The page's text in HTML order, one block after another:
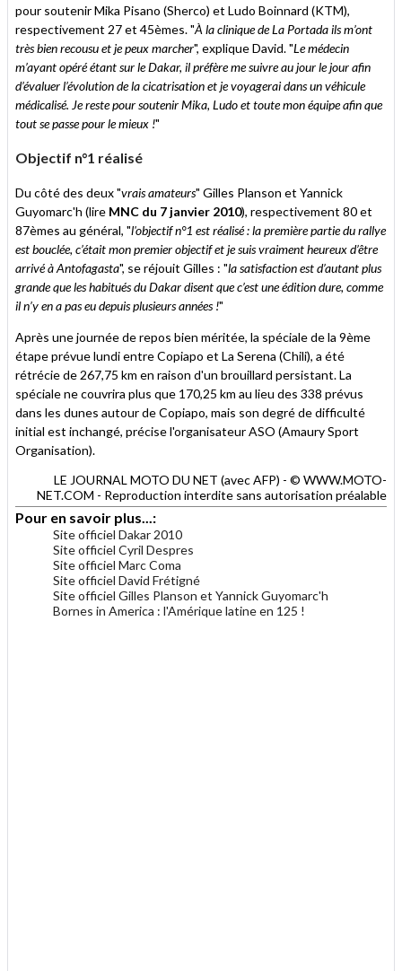
pour soutenir Mika Pisano (Sherco) et Ludo Boinnard (KTM),
respectivement 27 et 45èmes. "À la clinique de La Portada ils m’ont
très bien recousu et je peux marcher", explique David. "Le médecin
m’ayant opéré étant sur le Dakar, il préfère me suivre au jour le jour afin
d’évaluer l’évolution de la cicatrisation et je voyagerai dans un véhicule
médicalisé. Je reste pour soutenir Mika, Ludo et toute mon équipe afin que
tout se passe pour le mieux !"
Objectif n°1 réalisé
Du côté des deux "vrais amateurs" Gilles Planson et Yannick
Guyomarc'h (lire MNC du 7 janvier 2010), respectivement 80 et
87èmes au général, "l'objectif n°1 est réalisé : la première partie du rallye
est bouclée, c’était mon premier objectif et je suis vraiment heureux d’être
arrivé à Antofagasta", se réjouit Gilles : "la satisfaction est d’autant plus
grande que les habitués du Dakar disent que c’est une édition dure, comme
il n’y en a pas eu depuis plusieurs années !"
Après une journée de repos bien méritée, la spéciale de la 9ème
étape prévue lundi entre Copiapo et La Serena (Chili), a été
rétrécie de 267,75 km en raison d'un brouillard persistant. La
spéciale ne couvrira plus que 170,25 km au lieu des 338 prévus
dans les dunes autour de Copiapo, mais son degré de difficulté
initial est inchangé, précise l'organisateur ASO (Amaury Sport
Organisation).
LE JOURNAL MOTO DU NET (avec AFP) - © WWW.MOTO-
NET.COM - Reproduction interdite sans autorisation préalable
Pour en savoir plus...:
Site officiel Dakar 2010
Site officiel Cyril Despres
Site officiel Marc Coma
Site officiel David Frétigné
Site officiel Gilles Planson et Yannick Guyomarc'h
Bornes in America : l'Amérique latine en 125 !